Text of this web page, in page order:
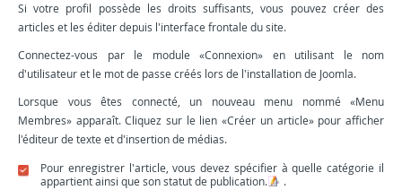
Si votre profil possède les droits suffisants, vous pouvez créer des
articles et les éditer depuis l'interface frontale du site.
Connectez-vous par le module «Connexion» en utilisant le nom
d'utilisateur et le mot de passe créés lors de l'installation de Joomla.
Lorsque vous êtes connecté, un nouveau menu nommé «Menu
Membres» apparaît. Cliquez sur le lien «Créer un article» pour afficher
l'éditeur de texte et d'insertion de médias.
Pour enregistrer l'article, vous devez spécifier à quelle catégorie il
appartient ainsi que son statut de publication.
.